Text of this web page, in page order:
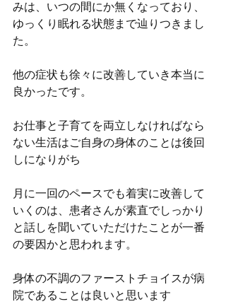
みは、いつの間にか無くなっており、
ゆっくり眠れる状態まで辿りつきまし
た。
他の症状も徐々に改善していき本当に
良かったです。
お仕事と子育てを両立しなければなら
ない生活はご自身の身体のことは後回
しになりがち
月に一回のペースでも着実に改善して
いくのは、患者さんが素直でしっかり
と話しを聞いていただけたことが一番
の要因かと思われます。
身体の不調のファーストチョイスが病
院であることは良いと思います